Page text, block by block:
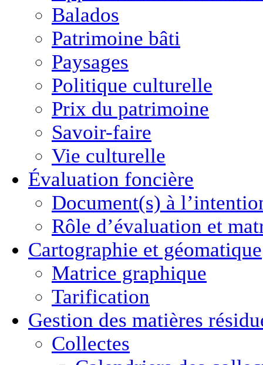
Balados
Patrimoine bâti
Paysages
Politique culturelle
Prix du patrimoine
Savoir-faire
Vie culturelle
Évaluation foncière
Document(s) à
Rôle d’évaluation et
Cartographie et géomatique
Matrice graphique
Tarification
Gestion des matières
Collectes